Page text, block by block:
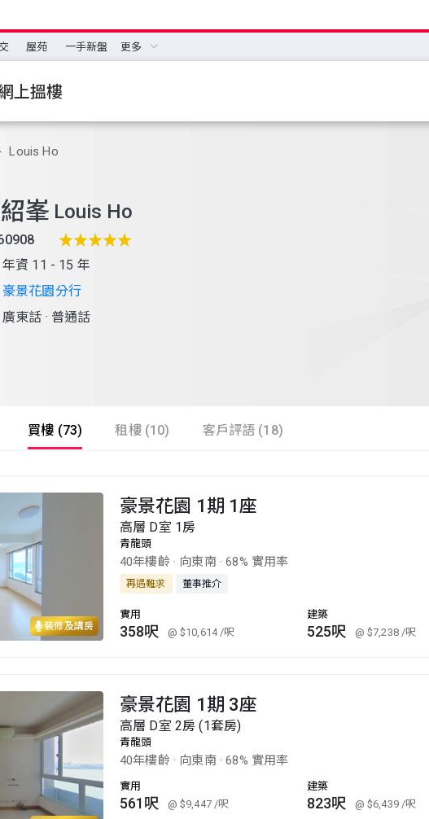
屋苑 一手新盤 更多
上搵樓
Louis Ho
峯 Louis Ho
年資 11 - 15 年
豪景花園分行
廣東話 · 普通話
買樓 (73) 租樓 (10) 客戶評語 (18)
裝修及講房
豪景花園 1期 1座
高層 D室 1房
青龍頭
40年樓齡 · 向東南 · 68% 實用率
再遇難求 董事推介
實用
358呎 @ $10,614/呎
建築
525呎 @ $7,238/呎
豪景花園 1期 3座
高層 D室 2房 (1套房)
青龍頭
40年樓齡 · 向東南 · 68% 實用率
實用
561呎 @ $9,447/呎
建築
823呎 @ $6,439/呎